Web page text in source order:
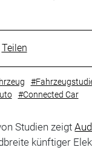
Teilen
#Connected Car
Studien zeigt
künftiger